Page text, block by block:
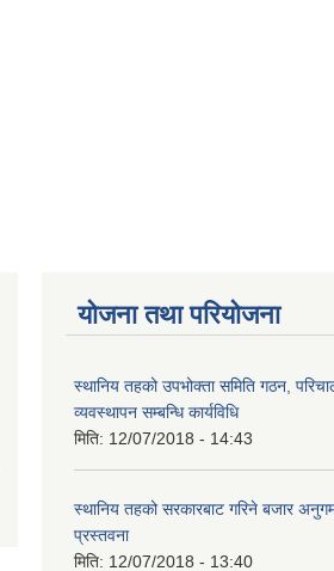
योजना तथा परियोजना
स्थानिय तहको उपभोक्ता समिति गठन,
व्यवस्थापन सम्बन्धि कार्यविधि
मिति: 12/07/2018 - 14:43
स्थानिय तहको सरकारबाट गरिने बजार
प्रस्तवना
मिति: 12/07/2018 - 13:40